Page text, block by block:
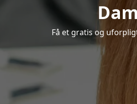
Få et gratis og